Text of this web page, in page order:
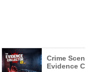
Crime Scene
Evidence